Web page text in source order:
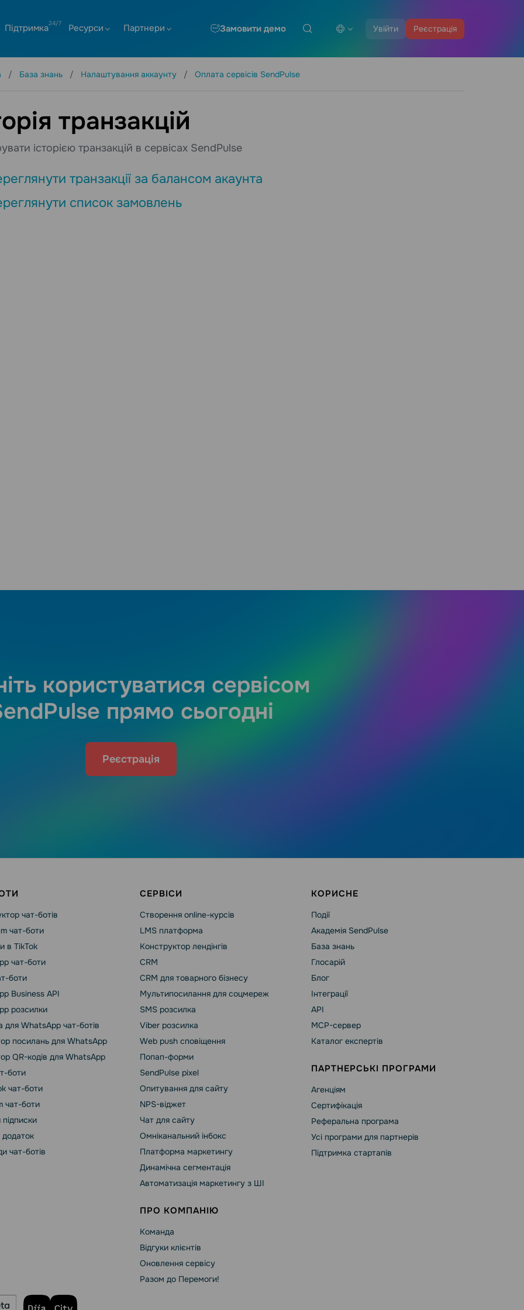
Увійти Реєстрація
Підтримка Ресурси Партнери Замовити демо
База знань Налаштування аккаунту Оплата сервісів SendPulse
транзакцій
історією транзакцій в сервісах SendPulse
транзакції за балансом акаунта
список замовлень
користуватися сервісом
прямо сьогодні
Реєстрація
чат-ботів
чат-боти
в TikTok
чат-боти
боти
Business API
розсилки
для WhatsApp чат-ботів
посилань для WhatsApp
QR-кодів для WhatsApp
боти
чат-боти
чат-боти
чат-ботів
СЕРВІСИ
Створення online-курсів
LMS платформа
Конструктор лендінгів
CRM
CRM для товарного бізнесу
Мультипосилання для соцмереж
SMS розсилка
Viber розсилка
Web push сповіщення
Попап-форми
SendPulse pixel
Опитування для сайту
NPS-віджет
Чат для сайту
Омніканальний інбокс
Платформа маркетингу
Динамічна сегментація
Автоматизація маркетингу з ШІ
ПРО КОМПАНІЮ
Команда
Відгуки клієнтів
Оновлення сервісу
Разом до Перемоги!
КОРИСНЕ
Події
Академія SendPulse
База знань
Глосарій
Блог
Інтеграції
API
MCP-сервер
Каталог експертів
ПАРТНЕРСЬКІ ПРОГРАМИ
Агенціям
Сертифікація
Реферальна програма
Усі програми для партнерів
Підтримка стартапів